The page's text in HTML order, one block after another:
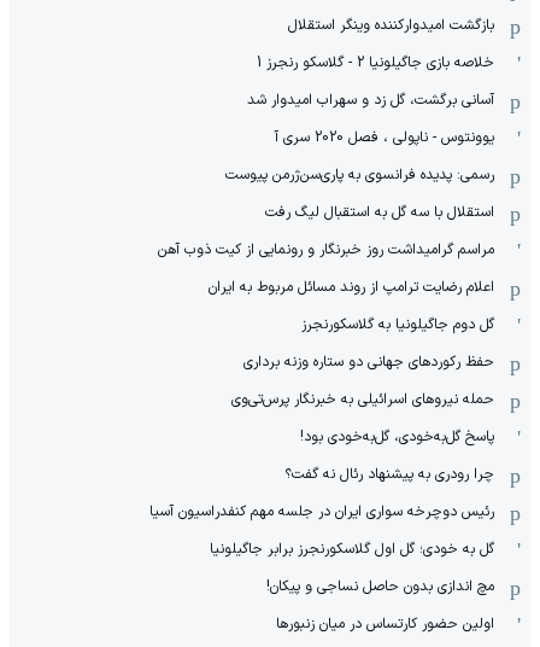
بازگشت امیدوارکننده وینگر استقلال
خلاصه بازی جاگیلونیا 2 - گلاسکو رنجرز 1
آسانی برگشت، گل زد و سهراب امیدوار شد
یوونتوس - ناپولی ، فصل 2020 سری آ
رسمی: پدیده فرانسوی به پاری‌سن‌ژرمن پیوست
استقلال با سه گل به استقبال لیگ رفت
مراسم گرامیداشت روز خبرنگار و رونمایی از کیت ذوب آهن
اعلام رضایت ترامپ از روند مسائل مربوط به ایران
گل دوم جاگیلونیا به گلاسکورنجرز
حفظ رکوردهای جهانی دو ستاره وزنه برداری
حمله نیروهای اسرائیلی به خبرنگار پرس‌تی‌وی
پاسخ گل‌به‌خودی، گل‌به‌خودی بود!
چرا رودری به پیشنهاد رئال نه گفت؟
رئیس دوچرخه سواری ایران در جلسه مهم کنفدراسیون آسیا
گل به خودی؛ گل اول گلاسکورنجرز برابر جاگیلونیا
مچ اندازی بدون حاصل نساجی و پیکان!
اولین حضور کارتساس در میان زنبورها